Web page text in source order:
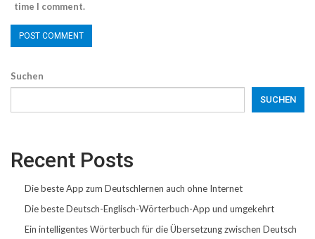
time I comment.
Suchen
SUCHEN
Recent Posts
Die beste App zum Deutschlernen auch ohne Internet
Die beste Deutsch-Englisch-Wörterbuch-App und umgekehrt
Ein intelligentes Wörterbuch für die Übersetzung zwischen Deutsch